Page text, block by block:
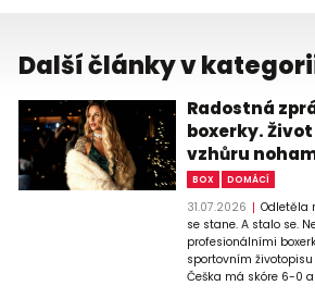
Další články v
Radostná
boxerky.
vzhůru
BOX DOMÁCÍ
31.07.2026
Odletěla
se stane. A stalo se.
profesionálními
sportovním
Češka má skóre 6-0 a